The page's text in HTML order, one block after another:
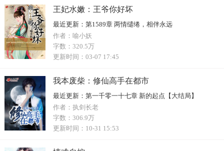
王妃水嫩：王爷你好坏
最近更新： 第1589章 两情缱绻，相伴永远
作者： 喻小妖
字数： 320.5万
更新时间： 03-07 17:45
我本废柴：修仙高手在都市
最近更新： 第一千零一十七章 新的起点【大结局】
作者： 执剑长老
字数： 306.9万
更新时间： 10-31 15:53